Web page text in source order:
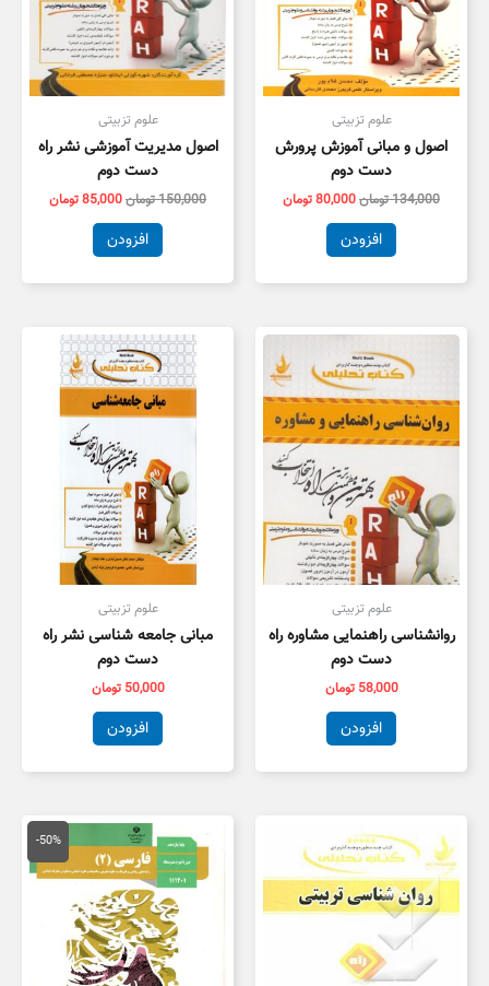
علوم تزبیتی
اصول و مبانی آموزش پرورش
دست دوم
134,000تومان80,000تومان
افزودن
علوم تزبیتی
اصول مدیریت آموزشی نشر راه
دست دوم
150,000تومان85,000تومان
افزودن
علوم تزبیتی
روانشناسی راهنمایی مشاوره راه
دست دوم
58,000 تومان
افزودن
علوم تزبیتی
مبانی جامعه شناسی نشر راه
دست دوم
50,000 تومان
افزودن
-50%
قیمت
اصلی
100,000 تومان
بود.
قیمت
فعلی
است.